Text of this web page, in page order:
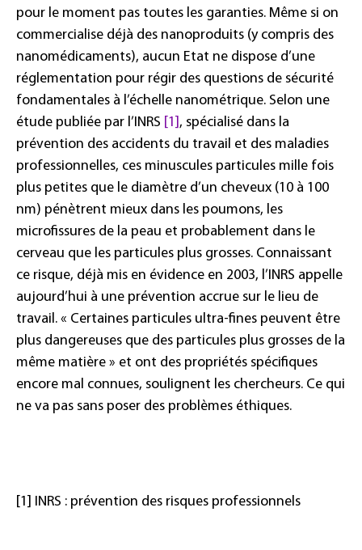
pour le moment pas toutes les garanties. Même si on
commercialise déjà des nanoproduits (y compris des
nanomédicaments), aucun Etat ne dispose d’une
réglementation pour régir des questions de sécurité
fondamentales à l’échelle nanométrique. Selon une
étude publiée par l’INRS [1], spécialisé dans la
prévention des accidents du travail et des maladies
professionnelles, ces minuscules particules mille fois
plus petites que le diamètre d’un cheveux (10 à 100
nm) pénètrent mieux dans les poumons, les
microfissures de la peau et probablement dans le
cerveau que les particules plus grosses. Connaissant
ce risque, déjà mis en évidence en 2003, l’INRS appelle
aujourd’hui à une prévention accrue sur le lieu de
travail. « Certaines particules ultra-fines peuvent être
plus dangereuses que des particules plus grosses de la
même matière » et ont des propriétés spécifiques
encore mal connues, soulignent les chercheurs. Ce qui
ne va pas sans poser des problèmes éthiques.
[1] INRS : prévention des risques professionnels